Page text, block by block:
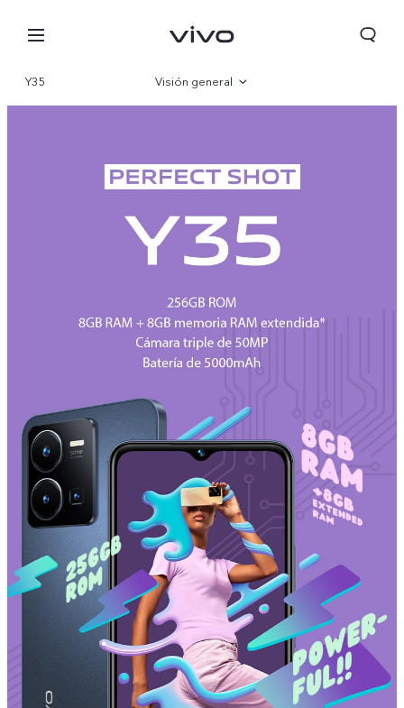
España | Seleccione país/región
Y35 Visión general
Especificaciones